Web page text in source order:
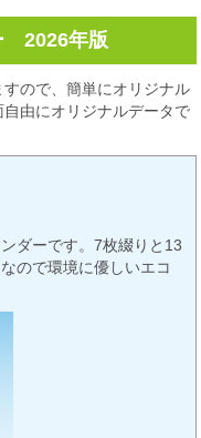
2026年版
ので、簡単にオリジナル
由にオリジナルデータで
ダーです。7枚綴りと13
ので環境に優しいエコ